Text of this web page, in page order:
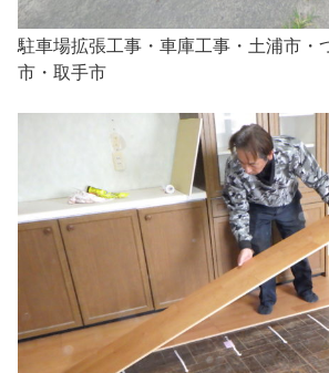
駐車場拡張工事・車庫工事・土浦市・
市・取手市